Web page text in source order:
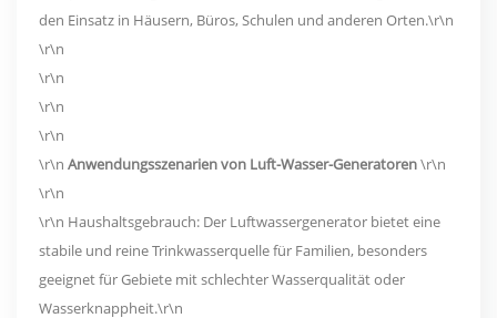
den Einsatz in Häusern, Büros, Schulen und anderen Orten.\r\n
\r\n
\r\n
\r\n
\r\n
\r\n Anwendungsszenarien von Luft-Wasser-Generatoren\r\n
\r\n
\r\n Haushaltsgebrauch: Der Luftwassergenerator bietet eine
stabile und reine Trinkwasserquelle für Familien, besonders
geeignet für Gebiete mit schlechter Wasserqualität oder
Wasserknappheit.\r\n